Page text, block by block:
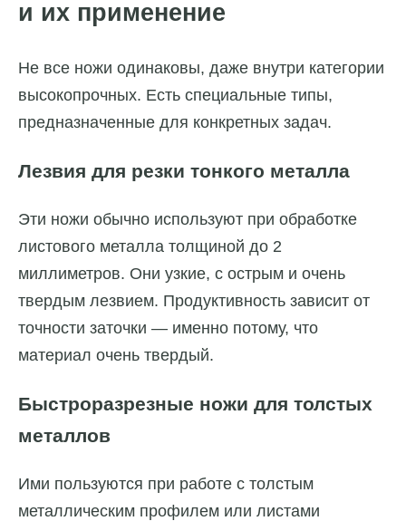
и их применение
Не все ножи одинаковы, даже внутри категории
высокопрочных. Есть специальные типы,
предназначенные для конкретных задач.
Лезвия для резки тонкого металла
Эти ножи обычно используют при обработке
листового металла толщиной до 2
миллиметров. Они узкие, с острым и очень
твердым лезвием. Продуктивность зависит от
точности заточки — именно потому, что
материал очень твердый.
Быстроразрезные ножи для толстых
металлов
Ими пользуются при работе с толстым
металлическим профилем или листами